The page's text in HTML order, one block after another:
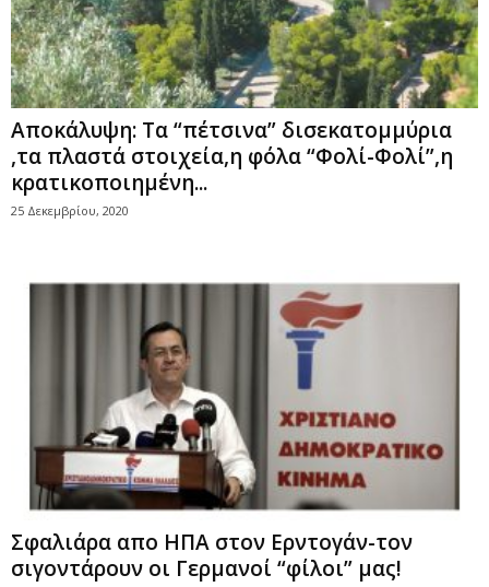
Αποκάλυψη: Τα “πέτσινα” δισεκατομμύρια
,τα πλαστά στοιχεία,η φόλα “Φολί-Φολί”,η
κρατικοποιημένη...
25 Δεκεμβρίου, 2020
Σφαλιάρα απο ΗΠΑ στον Ερντογάν-τον
σιγοντάρουν οι Γερμανοί “φίλοι” μας!